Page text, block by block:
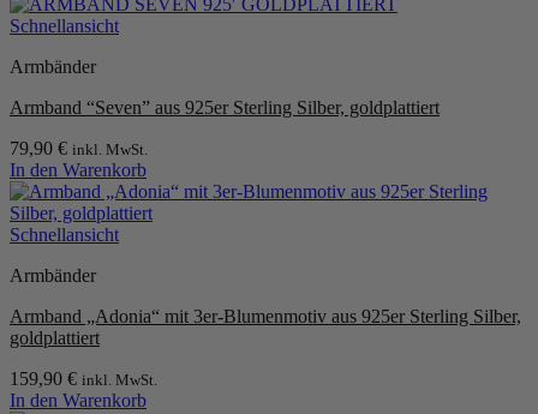
Schnellansicht
Armbänder
Armband “Seven” aus 925er Sterling Silber, goldplattiert
79,90 € inkl. MwSt.
In den Warenkorb
Schnellansicht
Armbänder
Armband „Adonia“ mit 3er-Blumenmotiv aus 925er Sterling Silber,
goldplattiert
159,90 € inkl. MwSt.
In den Warenkorb